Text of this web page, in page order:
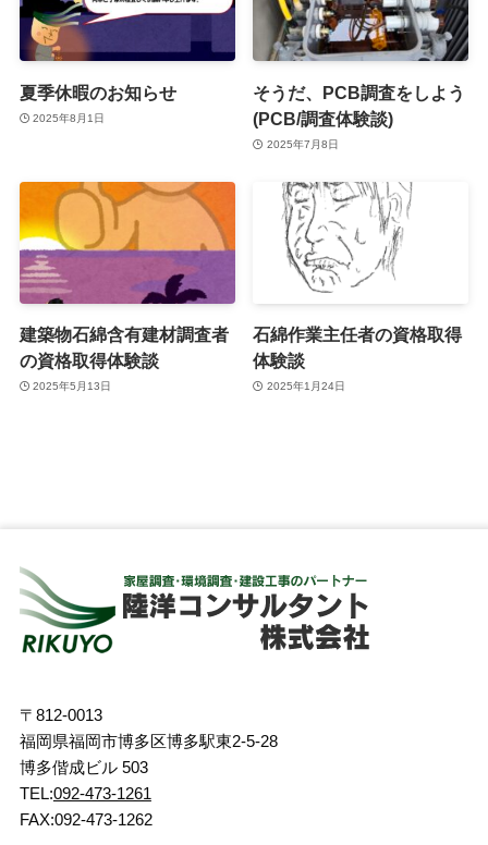
夏季休暇のお知らせ
2025年8月1日
そうだ、PCB調査をしよう
(PCB/調査体験談)
2025年7月8日
建築物石綿含有建材調査者
の資格取得体験談
2025年5月13日
石綿作業主任者の資格取得
体験談
2025年1月24日
〒812-0013
福岡県福岡市博多区博多駅東2-5-28
博多偕成ビル 503
TEL:092-473-1261
FAX:092-473-1262